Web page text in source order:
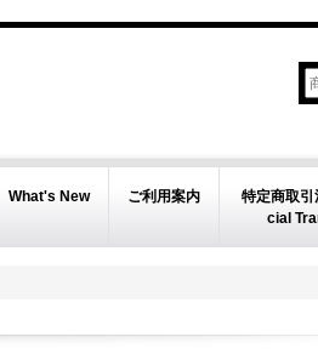
What's New ご利用案内
特定商取
cial